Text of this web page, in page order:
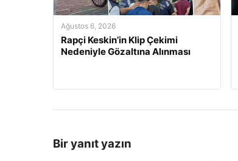
Ağustos 6, 2026
Rapçi Keskin’in Klip Çekimi
Nedeniyle Gözaltına Alınması
Bir yanıt yazın